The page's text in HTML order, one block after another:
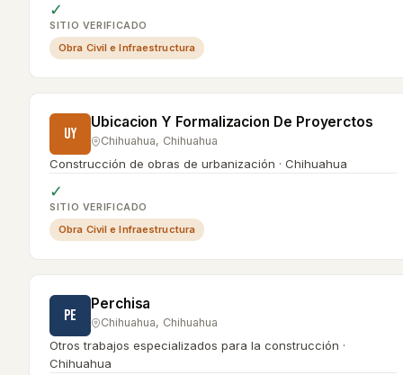
✓
SITIO VERIFICADO
Obra Civil e Infraestructura
UY
Ubicacion Y Formalizacion De Proyerctos
Chihuahua, Chihuahua
Construcción de obras de urbanización · Chihuahua
✓
SITIO VERIFICADO
Obra Civil e Infraestructura
PE
Perchisa
Chihuahua, Chihuahua
Otros trabajos especializados para la construcción ·
Chihuahua